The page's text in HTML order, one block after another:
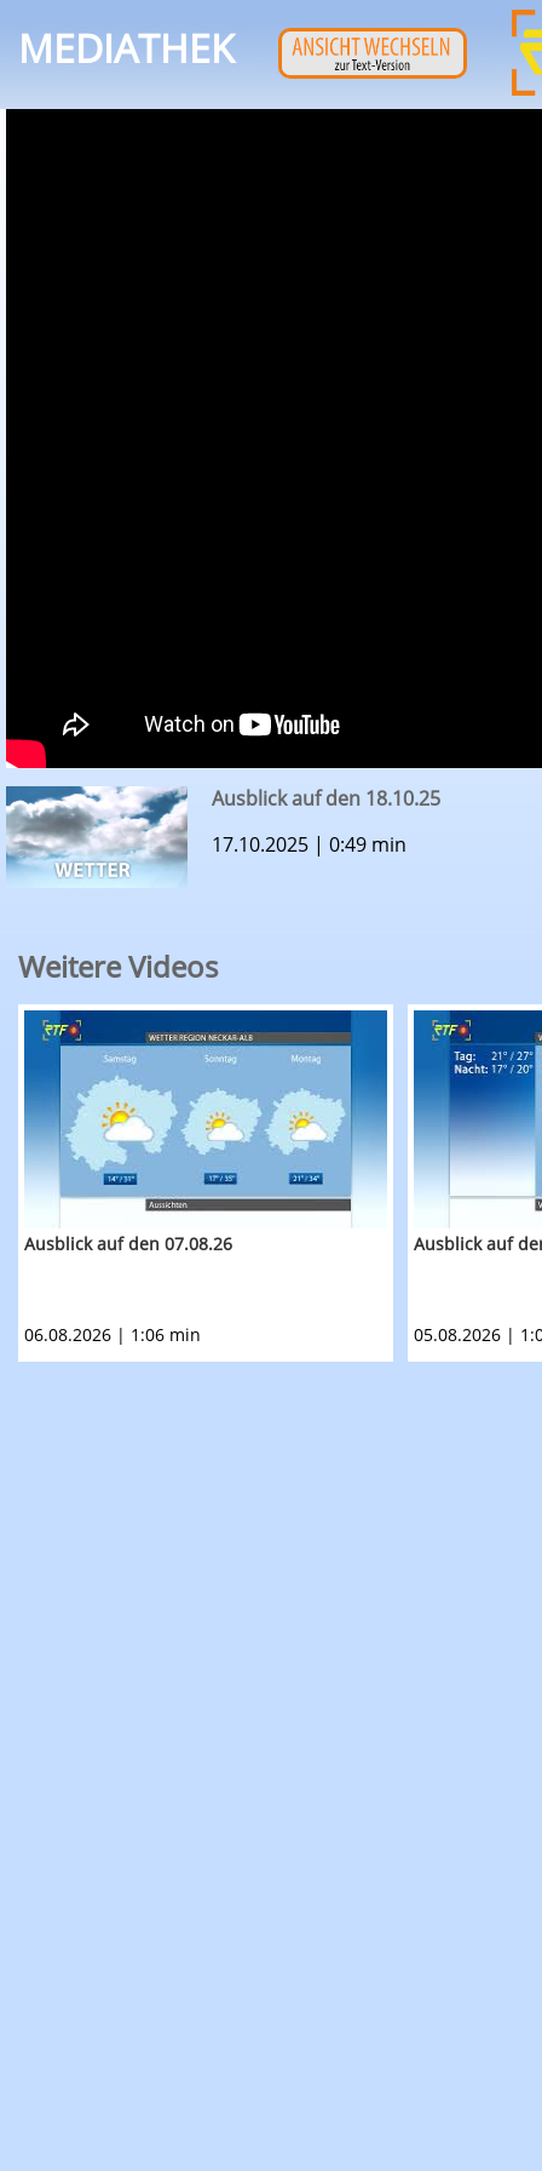
MEDIATHEK
Ausblick auf den 18.10.25
17.10.2025 | 0:49 min
Weitere Videos
RTF.1-Wetter: Ausblick auf den 07.08.26
Ausblick auf den 07.08.26
06.08.2026 | 1:06 min
RTF.1-
Ausblick auf
05.08.2026 |